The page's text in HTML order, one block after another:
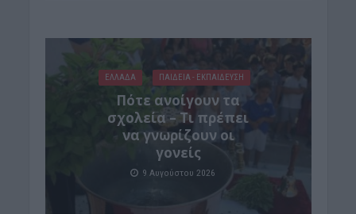
ΕΛΛΑΔΑ ΠΑΙΔΕΙΑ - ΕΚΠΑΙΔΕΥΣΗ
Πότε ανοίγουν τα
σχολεία – Τι πρέπει
να γνωρίζουν οι
γονείς
9 Αυγούστου 2026